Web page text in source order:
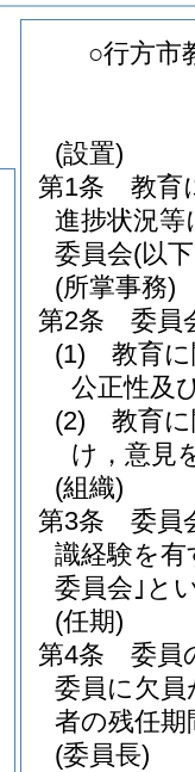
○行方市
(設置)
第1条
教育
進捗状況
委員会(以
(所掌事務)
第2条
委員
(1)
教育
公正性及
(2)
教育
け，意見
(組織)
第3条
委員
識経験を有
委員会｣と
(任期)
第4条
委員
委員に欠
者の残任
(委員長)